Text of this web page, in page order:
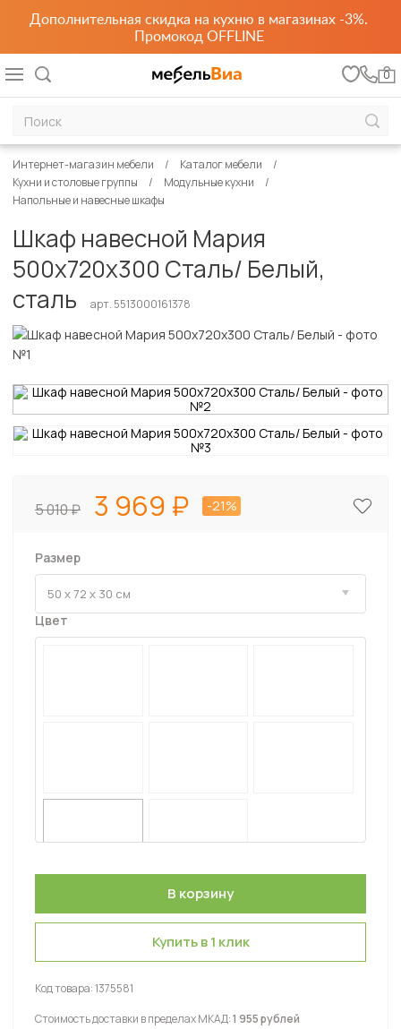
Дополнительная скидка на кухню в магазинах -3%.
Промокод OFFLINE
0
Интернет-магазин мебели
Каталог мебели
Кухни и столовые группы
Модульные кухни
Напольные и навесные шкафы
Шкаф навесной Мария
500х720х300 Сталь/ Белый,
сталь
арт. 5513000161378
5 010 3 969 -21%
Размер
Цвет
Купить в 1 клик
Код товара:1375581
Стоимость доставки в пределах МКАД:1 955 рублей